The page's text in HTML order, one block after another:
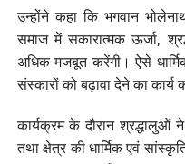
उन्होंने कहा कि भगवान
समाज में सकारात्मक ऊर्जा,
अधिक मजबूत करेंगी। ऐसे
संस्कारों को बढ़ावा देने का कार्य
कार्यक्रम के दौरान श्रद्धालुओं
तथा क्षेत्र की धार्मिक एवं